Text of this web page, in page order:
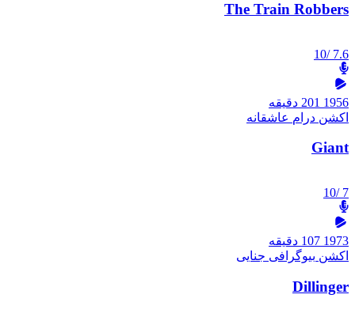
The Train Robbers
7.6
/10
1956 201 دقیقه
اکشن درام عاشقانه
Giant
7
/10
1973 107 دقیقه
اکشن بیوگرافی جنایی
Dillinger